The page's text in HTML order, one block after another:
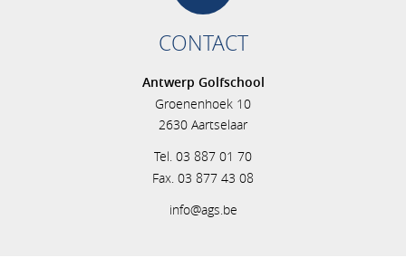
CONTACT
Antwerp Golfschool
Groenenhoek 10
2630 Aartselaar
Tel. 03 887 01 70
Fax. 03 877 43 08
info@ags.be